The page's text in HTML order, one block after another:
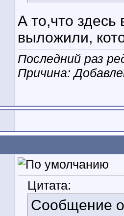
А то,что здесь
выложили,
Последний раз
Причина:
Цитата:
Сообщение